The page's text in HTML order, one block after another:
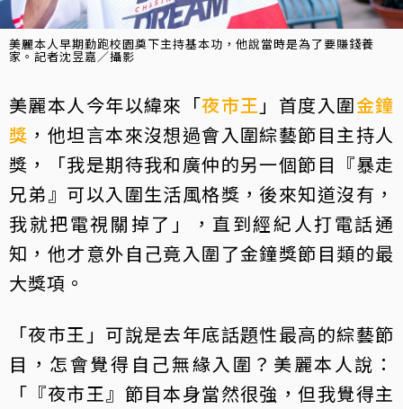
美麗本人早期勤跑校園奠下主持基本功，他說當時是為了要賺錢養
家。記者沈昱嘉／攝影
美麗本人今年以緯來「夜市王 」首度入圍金鐘
獎 ，他坦言本來沒想過會入圍綜藝節目主持人
獎，「我是期待我和廣仲的另一個節目『暴走
兄弟』可以入圍生活風格獎，後來知道沒有，
我就把電視關掉了」，直到經紀人打電話通
知，他才意外自己竟入圍了金鐘獎節目類的最
大獎項。
「夜市王」可說是去年底話題性最高的綜藝節
目，怎會覺得自己無緣入圍？美麗本人說：
「『夜市王』節目本身當然很強，但我覺得主